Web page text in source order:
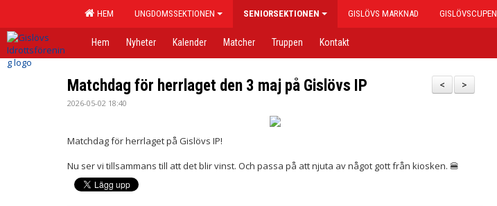
HEM UNGDOMSSEKTIONEN SENIORSEKTIONEN GISLÖVS MARKNAD GISLÖVSCUPEN
Hem Nyheter Kalender Matcher Truppen Kontakt
>
<
Matchdag för herrlaget den 3 maj på Gislövs IP
2026-05-02 18:40
Matchdag för herrlaget på Gislövs IP!
Nu ser vi tillsammans till att det blir vinst. Och passa på att njuta av något gott från kiosken. 🍔